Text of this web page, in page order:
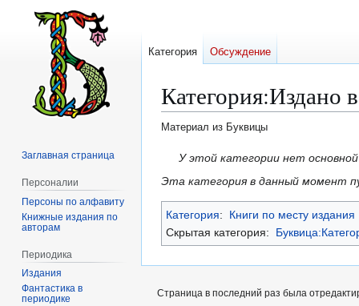
Категория:Издано
Материал из Буквицы
Перейти
к
Перейти
к
У этой категории нет
Эта категория в данный момент
Категория:
Книги по месту издания
Скрытая категория:
Категория Обсуждение
Заглавная страница
Персоналии
Персоны по алфавиту
Книжные издания по
авторам
Периодика
Издания
Фантастика в
периодике
Страница в последний раз была